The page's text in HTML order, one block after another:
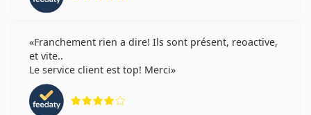
Franchement rien a dire! Ils sont présent, reoactive,
et vite..
Le service client est top! Merci